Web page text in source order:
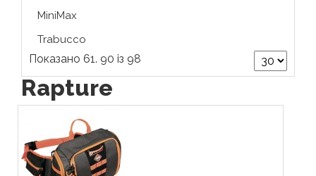
MiniMax
Trabucco
Показано 61. 90 із 98
Rapture